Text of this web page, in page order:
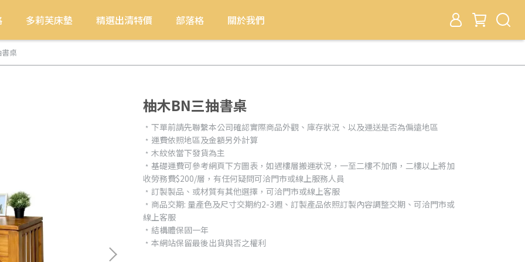
多莉芙床墊 精選出清特價 部落格 關於我們
桌
柚木BN三抽書桌
﹡下單前請先聯繫本公司確認實際商品外觀、庫存狀況、以及運送是否為偏遠地區
﹡運費依照地區及金額另外計算
﹡木紋依當下發貨為主
﹡基礎運費可參考網頁下方圖表，如遇樓層搬運狀況，一至二樓不加價，二樓以上將加
收勞務費$200/層，有任何疑問可洽門市或線上服務人員
﹡訂製製品、或材質有其他選擇，可洽門市或線上客服
﹡商品交期: 量產色及尺寸交期約2-3週、訂製產品依照訂製內容調整交期、可洽門市或
線上客服
﹡結構體保固一年
﹡本網站保留最後出貨與否之權利